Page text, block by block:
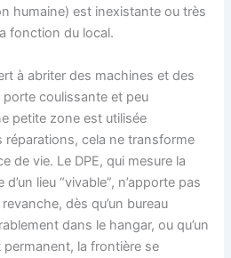
humaine) est inexistante ou très
fonction du local.
à abriter des machines et des
coulissante et peu
petite zone est utilisée
réparations, cela ne transforme
de vie. Le DPE, qui mesure la
lieu “vivable”, n’apporte pas
dès qu’un bureau
dans le hangar, ou qu’un
la frontière se